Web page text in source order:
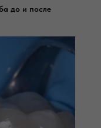
до и после